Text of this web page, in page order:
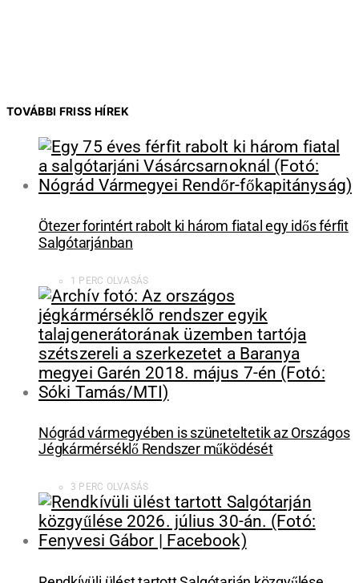
TOVÁBBI FRISS HÍREK
Ötezer forintért rabolt ki három fiatal egy idős férfit
Salgótarjánban
1 PERC OLVASÁS
Nógrád vármegyében is szüneteltetik az Országos
Jégkármérséklő Rendszer működését
3 PERC OLVASÁS